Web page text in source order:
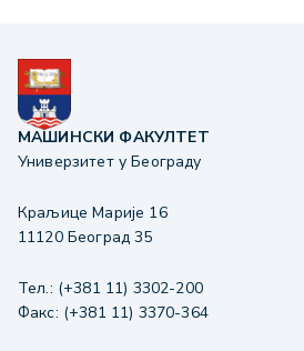
МАШИНСКИ ФАКУЛТЕТ
Универзитет у Београду
Краљице Марије 16
11120 Београд 35
Тел.: (+381 11) 3302-200
Факс: (+381 11) 3370-364